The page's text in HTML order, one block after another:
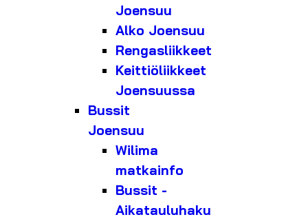
Joensuu
Alko Joensuu
Rengasliikkeet
Keittiöliikkeet
Joensuussa
Bussit
Joensuu
Wilima
matkainfo
Bussit -
Aikatauluhaku